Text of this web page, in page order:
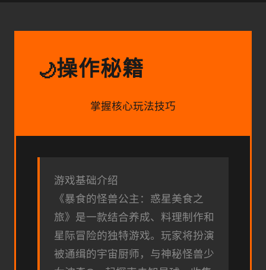
🌙操作秘籍
掌握核心玩法技巧
游戏基础介绍
《暴食的怪兽公主：惑星美食之
旅》是一款结合养成、料理制作和
星际冒险的独特游戏。玩家将扮演
被通缉的宇宙厨师，与神秘怪兽少